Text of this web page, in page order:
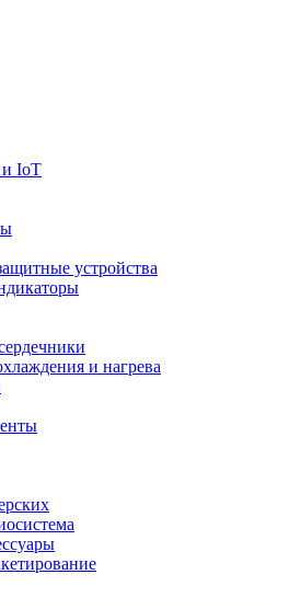
и IoT
устройства
и нагрева